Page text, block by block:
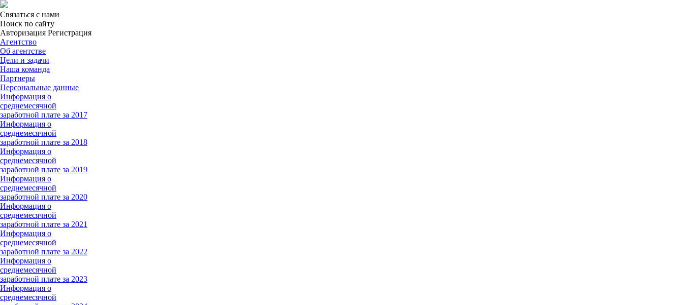
Связаться с нами
Поиск по сайту
Авторизация Регистрация
Агентство
Об агентстве
Цели и задачи
Наша команда
Партнеры
Персональные данные
Информация о
среднемесячной
заработной плате за 2017
Информация о
среднемесячной
заработной плате за 2018
Информация о
среднемесячной
заработной плате за 2019
Информация о
среднемесячной
заработной плате за 2020
Информация о
среднемесячной
заработной плате за 2021
Информация о
среднемесячной
заработной плате за 2022
Информация о
среднемесячной
заработной плате за 2023
Информация о
среднемесячной